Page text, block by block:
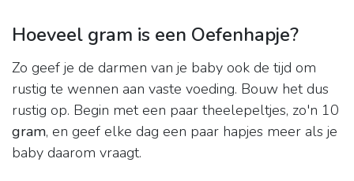
Hoeveel gram is een Oefenhapje?
Zo geef je de darmen van je baby ook de tijd om
rustig te wennen aan vaste voeding. Bouw het dus
rustig op. Begin met een paar theelepeltjes, zo'n 10
gram, en geef elke dag een paar hapjes meer als je
baby daarom vraagt.